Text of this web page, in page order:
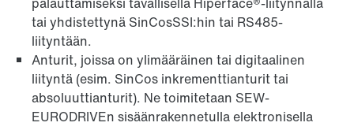
tai yhdistettynä SinCosSSI:hin tai RS485-
liityntään.
Anturit, joissa on ylimääräinen tai digitaalinen
liityntä (esim. SinCos inkrementtianturit tai
absoluuttianturit). Ne toimitetaan SEW-
EURODRIVEn sisäänrakennetulla elektronisella